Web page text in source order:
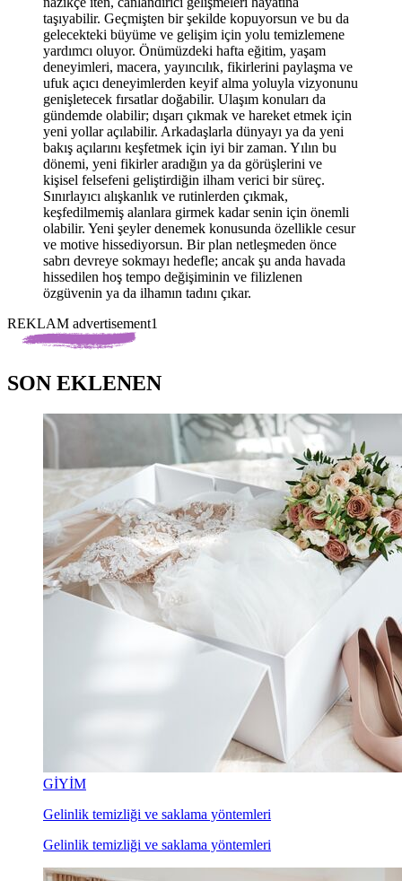
taşıyabilir. Geçmişten bir şekilde kopuyorsun ve bu da
gelecekteki büyüme ve gelişim için yolu temizlemene
yardımcı oluyor. Önümüzdeki hafta eğitim, yaşam
deneyimleri, macera, yayıncılık, fikirlerini paylaşma ve
ufuk açıcı deneyimlerden keyif alma yoluyla vizyonunu
genişletecek fırsatlar doğabilir. Ulaşım konuları da
gündemde olabilir; dışarı çıkmak ve hareket etmek için
yeni yollar açılabilir. Arkadaşlarla dünyayı ya da yeni
bakış açılarını keşfetmek için iyi bir zaman. Yılın bu
dönemi, yeni fikirler aradığın ya da görüşlerini ve
kişisel felsefeni geliştirdiğin ilham verici bir süreç.
Sınırlayıcı alışkanlık ve rutinlerden çıkmak,
keşfedilmemiş alanlara girmek kadar senin için önemli
olabilir. Yeni şeyler denemek konusunda özellikle cesur
ve motive hissediyorsun. Bir plan netleşmeden önce
sabrı devreye sokmayı hedefle; ancak şu anda havada
hissedilen hoş tempo değişiminin ve filizlenen
özgüvenin ya da ilhamın tadını çıkar.
REKLAM advertisement1
SON EKLENEN
GİYİM
Gelinlik temizliği ve saklama yöntemleri
Gelinlik temizliği ve saklama yöntemleri